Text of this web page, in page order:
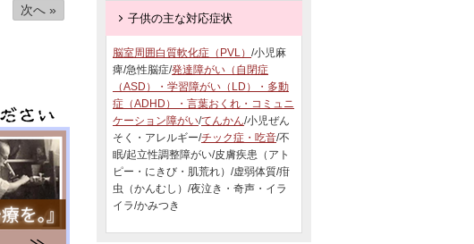
次へ »
子供の主な対応症状
脳室周囲白質軟化症（PVL） /小児麻
痺/急性脳症/発達障がい（自閉症
（ASD）・学習障がい（LD）・多動
症（ADHD）・言葉おくれ・コミュニ
ケーション障がい/てんかん/小児ぜん
そく・アレルギー/チック症・吃音/不
眠/起立性調整障がい/皮膚疾患（アト
ピー・にきび・肌荒れ）/虚弱体質/疳
虫（かんむし）/夜泣き・奇声・イラ
イラ/かみつき